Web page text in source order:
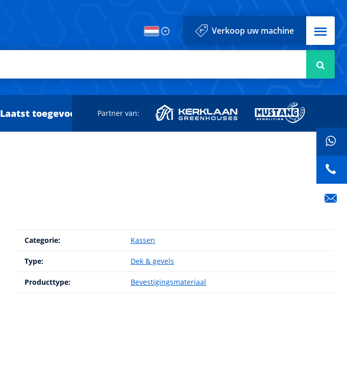
Verkoop uw machine Menu
Laatst toegevoegd Partner van:
Categorie: Kassen
Type: Dek & gevels
Producttype: Bevestigingsmateriaal